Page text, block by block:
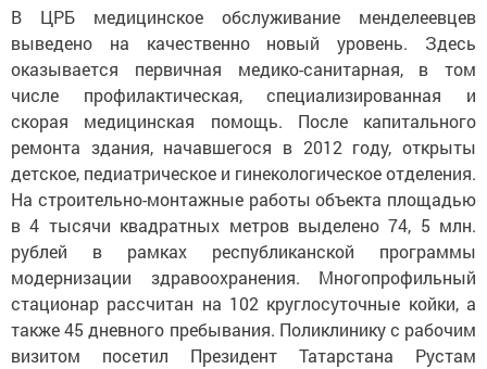
В ЦРБ медицинское обслуживание менделеевцев
выведено на качественно новый уровень. Здесь
оказывается первичная медико-санитарная, в том
числе профилактическая, специализированная и
скорая медицинская помощь. После капитального
ремонта здания, начавшегося в 2012 году, открыты
детское, педиатрическое и гинекологическое отделения.
На строительно-монтажные работы объекта площадью
в 4 тысячи квадратных метров выделено 74, 5 млн.
рублей в рамках республиканской программы
модернизации здравоохранения. Многопрофильный
стационар рассчитан на 102 круглосуточные койки, а
также 45 дневного пребывания. Поликлинику с рабочим
визитом посетил Президент Татарстана Рустам